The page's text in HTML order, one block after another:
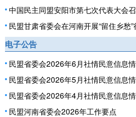
中国民主同盟安阳市第七次代表大会
电子公告
民盟省委会2026年6月社情民意信息
民盟省委会2026年5月社情民意信息
民盟省委会2026年4月社情民意信息
民盟河南省委会2026年工作要点